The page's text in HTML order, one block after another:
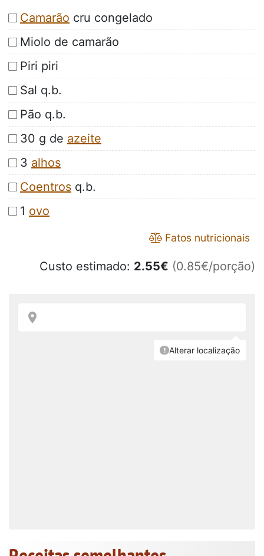
Camarão cru congelado
Miolo de camarão
Piri piri
Sal q.b.
Pão q.b.
30 g de azeite
3 alhos
Coentros q.b.
1 ovo
Fatos nutricionais
Custo estimado: 2.55€ (0.85€/porção)